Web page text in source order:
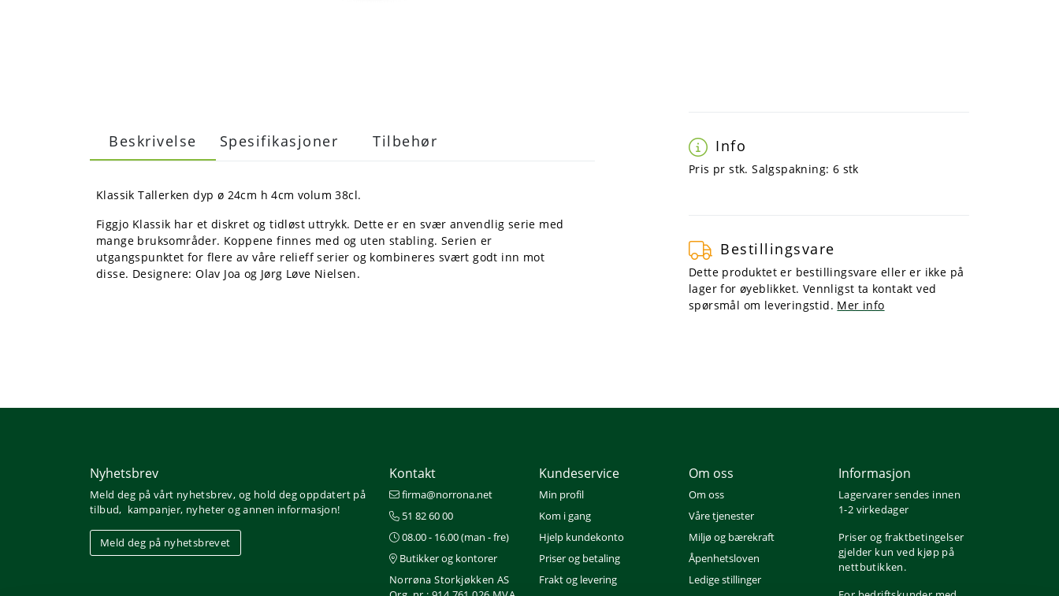
Beskrivelse Spesifikasjoner Tilbehør
Klassik Tallerken dyp ø 24cm h 4cm volum 38cl.
Figgjo Klassik har et diskret og tidløst uttrykk. Dette er en svær anvendlig serie med
mange bruksområder. Koppene finnes med og uten stabling. Serien er
utgangspunktet for flere av våre relieff serier og kombineres svært godt inn mot
disse. Designere: Olav Joa og Jørg Løve Nielsen.
Info
Pris pr stk. Salgspakning: 6 stk
Bestillingsvare
Dette produktet er bestillingsvare eller er ikke på
lager for øyeblikket. Vennligst ta kontakt ved
spørsmål om leveringstid. Mer info
Nyhetsbrev
Meld deg på vårt nyhetsbrev, og hold deg oppdatert på
tilbud, kampanjer, nyheter og annen informasjon!
Meld deg på nyhetsbrevet
Kontakt
firma@norrona.net
51 82 60 00
08.00 - 16.00 (man - fre)
Butikker og kontorer
Norrøna Storkjøkken AS
Kundeservice
Min profil
Kom i gang
Hjelp kundekonto
Priser og betaling
Frakt og levering
Om oss
Om oss
Våre tjenester
Miljø og bærekraft
Åpenhetsloven
Ledige stillinger
Informasjon
Lagervarer sendes innen
1-2 virkedager
Priser og fraktbetingelser
gjelder kun ved kjøp på
nettbutikken.